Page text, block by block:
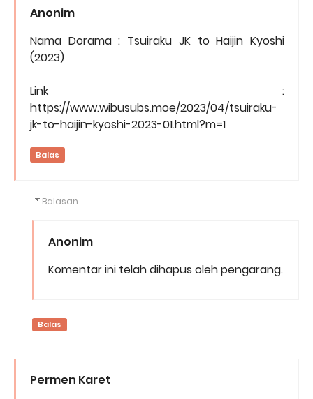
Anonim
Nama Dorama : Tsuiraku JK to Haijin Kyoshi
(2023)
Link :
https://www.wibusubs.moe/2023/04/tsuiraku-
jk-to-haijin-kyoshi-2023-01.html?m=1
Balas
Balasan
Anonim
Komentar ini telah dihapus oleh pengarang.
Balas
Permen Karet